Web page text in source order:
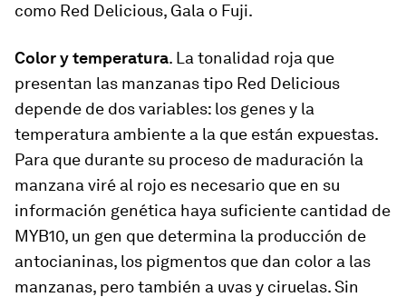
como Red Delicious, Gala o Fuji.
Color y temperatura. La tonalidad roja que
presentan las manzanas tipo Red Delicious
depende de dos variables: los genes y la
temperatura ambiente a la que están expuestas.
Para que durante su proceso de maduración la
manzana viré al rojo es necesario que en su
información genética haya suficiente cantidad de
MYB10, un gen que determina la producción de
antocianinas, los pigmentos que dan color a las
manzanas, pero también a uvas y ciruelas. Sin